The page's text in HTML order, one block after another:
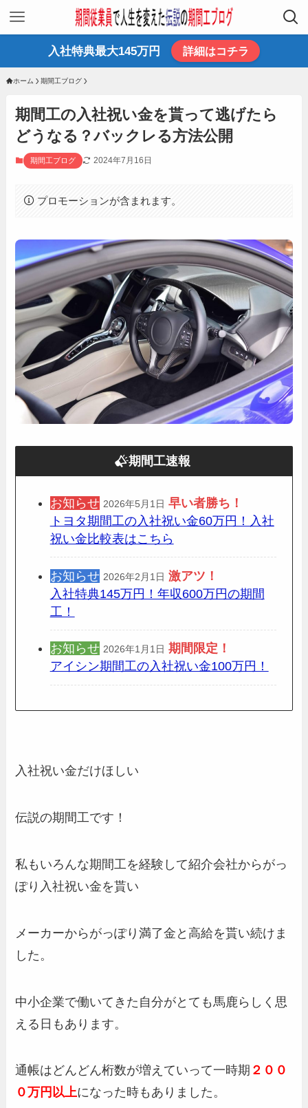
入社特典最大145万円 詳細はコチラ
ホーム 期間工ブログ
期間工の入社祝い金を貰って逃げたら
どうなる？バックレる方法公開
期間工ブログ 2024年7月16日
プロモーションが含まれます。
期間工速報
お知らせ 2026年5月1日 早い者勝ち！
トヨタ期間工の入社祝い金60万円！入社
祝い金比較表はこちら
お知らせ 2026年2月1日 激アツ！
入社特典145万円！年収600万円の期間
工！
お知らせ 2026年1月1日 期間限定 ！
アイシン期間工の入社祝い金100万円！
入社祝い金だけほしい
伝説の期間工です！
私もいろんな期間工を経験して紹介会社からがっ
ぽり入社祝い金を貰い
メーカーからがっぽり満了金と高給を貰い続けま
した。
中小企業で働いてきた自分がとても馬鹿らしく思
える日もあります。
通帳はどんどん桁数が増えていって一時期 ２００
０万円以上になった時もありました。